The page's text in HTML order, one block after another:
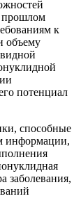
прошлом
к
объему
потенциал
способные
информации,
заболевания,